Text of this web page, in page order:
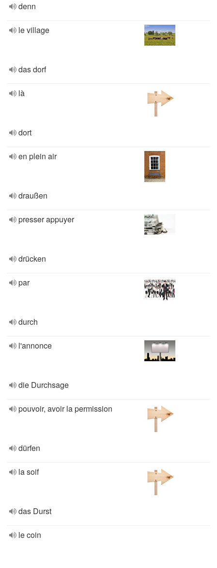
denn
le village
das dorf
là
dort
en plein air
draußen
presser appuyer
drücken
par
durch
l'annonce
die Durchsage
pouvoir, avoir la permission
dürfen
la soif
das Durst
le coin